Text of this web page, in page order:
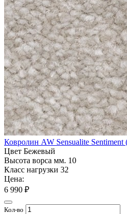
Ковролин AW Sensualite
Цвет Бежевый
Высота ворса мм. 10
Класс нагрузки 32
Цена:
6 990 ₽
Кол-во